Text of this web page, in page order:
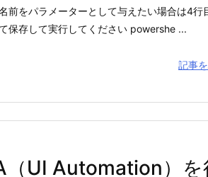
前をパラメーターとして与えたい場合は4行
保存して実行してください powershe ...
記事
（UI Automation）を